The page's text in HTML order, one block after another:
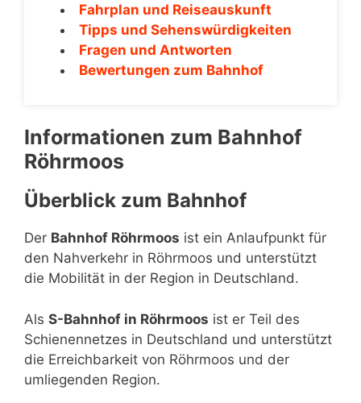
Fahrplan und Reiseauskunft
Tipps und Sehenswürdigkeiten
Fragen und Antworten
Bewertungen zum Bahnhof
Informationen zum Bahnhof
Röhrmoos
Überblick zum Bahnhof
Der Bahnhof Röhrmoos ist ein Anlaufpunkt für
den Nahverkehr in Röhrmoos und unterstützt
die Mobilität in der Region in Deutschland.
Als S-Bahnhof in Röhrmoos ist er Teil des
Schienennetzes in Deutschland und unterstützt
die Erreichbarkeit von Röhrmoos und der
umliegenden Region.